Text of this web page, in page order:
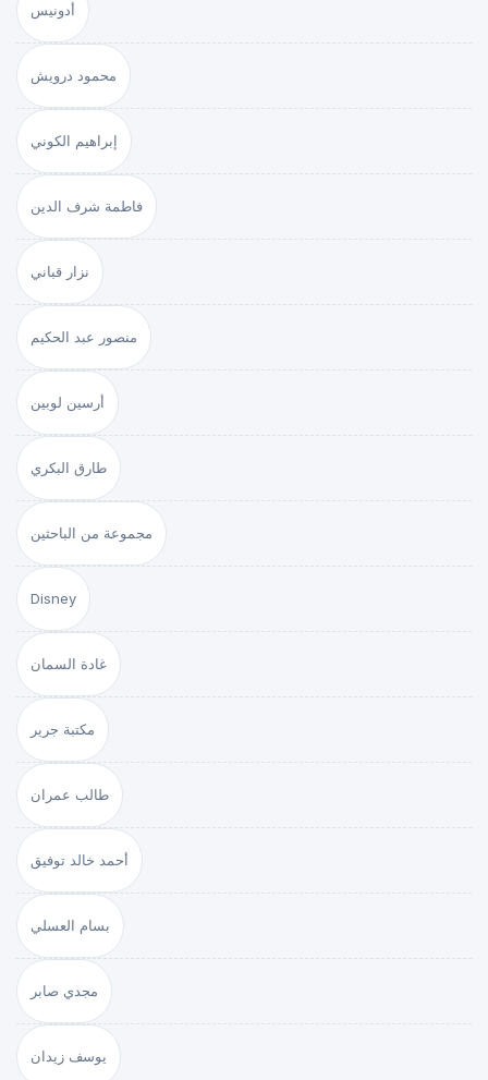
أدونيس
محمود درويش
إبراهيم الكوني
فاطمة شرف الدين
نزار قباني
منصور عبد الحكيم
أرسين لوبين
طارق البكري
مجموعة من الباحثين
Disney
غادة السمان
مكتبة جرير
طالب عمران
أحمد خالد توفيق
بسام العسلي
مجدي صابر
يوسف زيدان